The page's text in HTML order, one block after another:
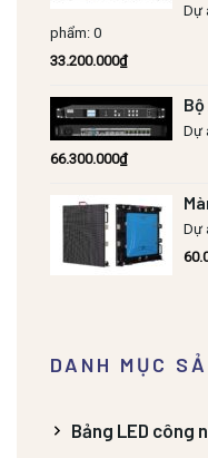
Dự
phẩm: 0
33.200.000₫
Dự
66.300.000₫
Dự
DANH MỤC
Bảng LED công